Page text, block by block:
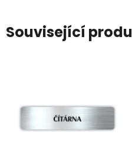
Související